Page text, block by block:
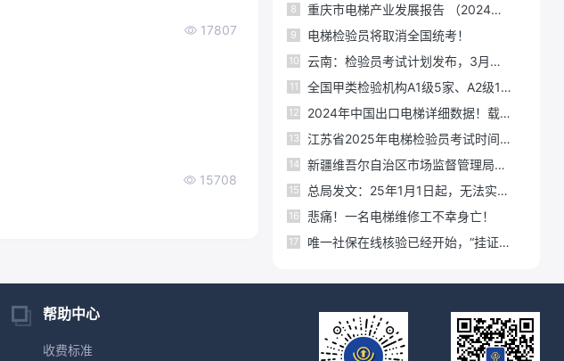
17807
15708
8 重庆市电梯产业发展报告 （2024年版）
9 电梯检验员将取消全国统考！
10 云南：检验员考试计划发布，3月底！
11 全国甲类检验机构A1级5家、A2级15家名单！
12 2024年中国出口电梯详细数据！载客电梯增长20.7%
13 江苏省2025年电梯检验员考试时间定在10月
14 新疆维吾尔自治区市场监督管理局关于2025年特种设备检验检测人员考试报名的通告
15 总局发文：25年1月1日起，无法实现踏板缺失制停功能的，立即停用！
16 悲痛！一名电梯维修工不幸身亡！
17 唯一社保在线核验已经开始，“挂证”将成为历史
帮助中心
收费标准